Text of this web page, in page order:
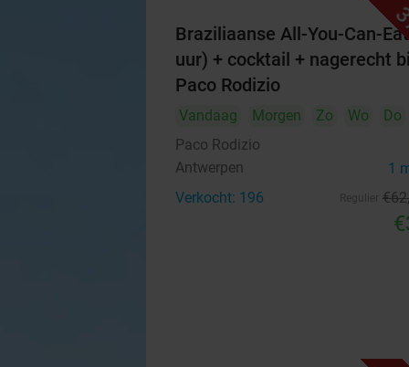
Braziliaanse All-You-Can-Eat
uur) + cocktail + nagerecht
Paco Rodizio
Vandaag Morgen Zo Wo
Do
Paco Rodizio
Antwerpen 1
Verkocht: 196 €62